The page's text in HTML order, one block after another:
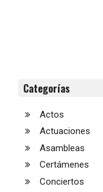
Categorías
Actos
Actuaciones
Asambleas
Certámenes
Conciertos